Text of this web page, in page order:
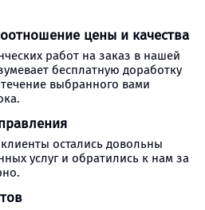
цены и качества
работ на заказ в нашей
бесплатную доработку
выбранного вами
остались довольны
услуг и обратились к нам за